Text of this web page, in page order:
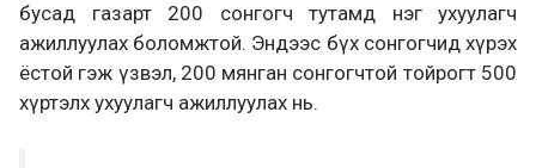
бусад газарт 200 сонгогч тутамд нэг ухуулагч
ажиллуулах боломжтой. Эндээс бүх сонгогчид хүрэх
ёстой гэж үзвэл, 200 мянган сонгогчтой тойрогт 500
хүртэлх ухуулагч ажиллуулах нь.